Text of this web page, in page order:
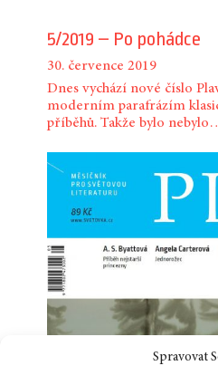
Spravovat
5/2019 – Po pohádce
30. července 2019
Dnes vychází nové číslo
moderním parafrázím
příběhů. Takže bylo